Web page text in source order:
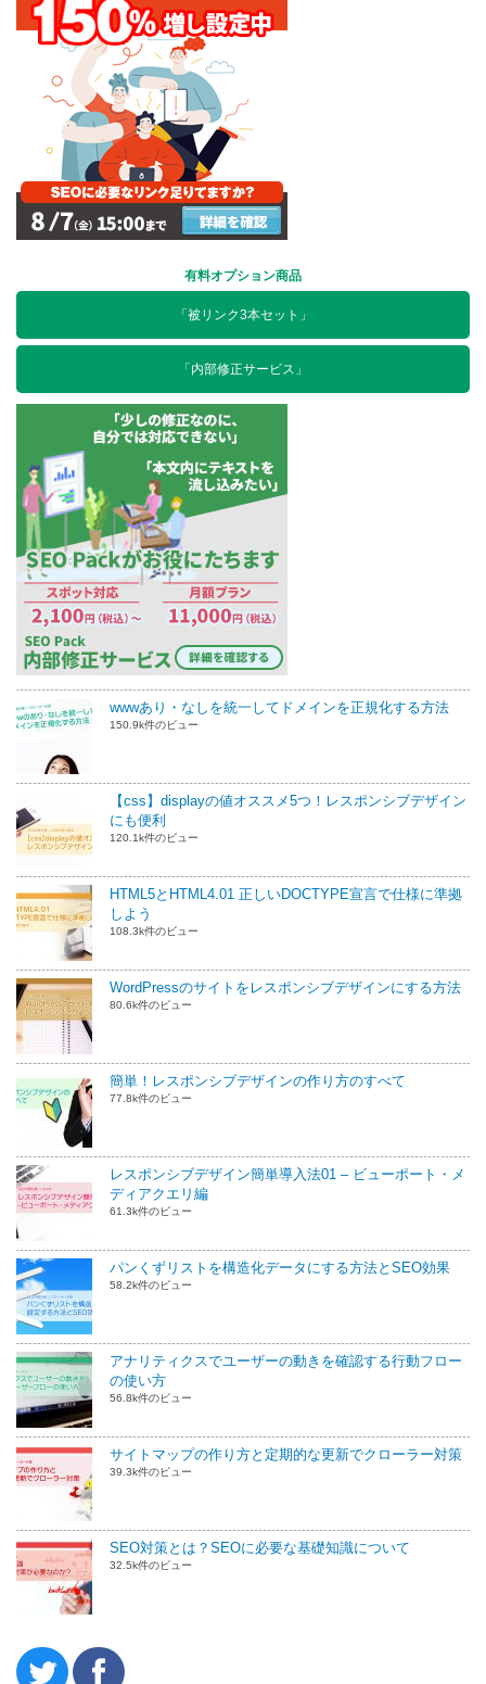
有料オプション商品
「被リンク3本セット」
「内部修正サービス」
wwwあり・なしを統一してドメインを正規化する方法
150.9k件のビュー
【css】displayの値オススメ5つ！レスポンシブデザイン
にも便利
120.1k件のビュー
HTML5とHTML4.01 正しいDOCTYPE宣言で仕様に準拠
しよう
108.3k件のビュー
WordPressのサイトをレスポンシブデザインにする方法
80.6k件のビュー
簡単！レスポンシブデザインの作り方のすべて
77.8k件のビュー
レスポンシブデザイン簡単導入法01 – ビューポート・メ
ディアクエリ編
61.3k件のビュー
パンくずリストを構造化データにする方法とSEO効果
58.2k件のビュー
アナリティクスでユーザーの動きを確認する行動フロー
の使い方
56.8k件のビュー
サイトマップの作り方と定期的な更新でクローラー対策
39.3k件のビュー
SEO対策とは？SEOに必要な基礎知識について
32.5k件のビュー